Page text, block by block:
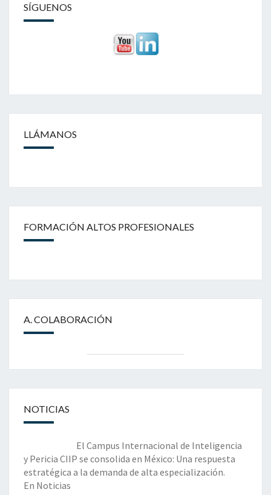
SÍGUENOS
LLÁMANOS
FORMACIÓN ALTOS PROFESIONALES
A. COLABORACIÓN
NOTICIAS
El Campus Internacional de Inteligencia
y Pericia CIIP se consolida en México: Una respuesta
estratégica a la demanda de alta especialización.
En Noticias